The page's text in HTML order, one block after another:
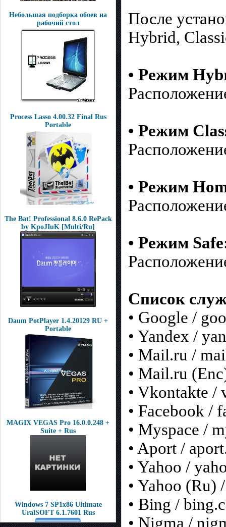
Небольшая подборка обоев на
рабочий стол
Process Lasso 4.00.32 Final Rus
Portable
The Bat! Professional 8.6.0 RePack
by KpoJIuK [Multi/Ru]
Daum PotPlayer 1.4.20129 RU +
Portable
MAGIX VEGAS Pro 16.0.0.248 +
Suite + Rus
Windows 7 SP1х86 Ultimate
UralSOFT 6.1.7601 Rus
После
Hybrid,
• Режим
• Режим
• Режим
• Режим
Список
• Google /
• Yandex /
• Mail.ru /
• Mail.ru
• Vkontakte /
• Facebook /
• Myspace /
• Aport /
• Yahoo /
• Yahoo (Ru)
• Bing /
• Nigma /